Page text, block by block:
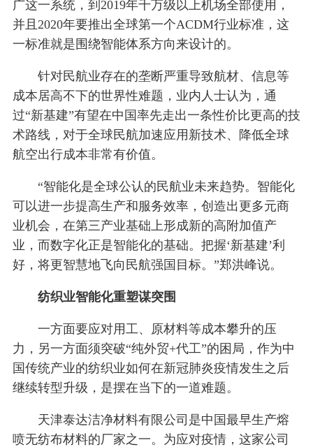
广这一系统，到2019年千万级以上机场全部使用，
并且2020年要推出全球第一个ACDM行业标准，这
一标准就是围绕智能体系方向来设计的。
针对民航业存在的垄断严重导致航材、信息等
成本居高不下的世界性难题，业内人士认为，通
过“新基建”有望在中国率先走出一条性价比更高的技
术路线，对于全球民航加速应用新技术、降低全球
航空出行成本非常有价值。
“智能化是全球公认的民航业未来趋势。智能化
可以进一步提高生产和服务效率，创造出更多元商
业机会，在第三产业基础上形成新的高附加值产
业，而数字化正是智能化的基础。把握‘新基建’利
好，将更智慧地飞向民航强国目标。”郑洪峰说。
纺织业智能化重塑谋突围
一方面要应对用工、原材料等成本攀升的压
力，另一方面须突破“纯外贸+代工”的困局，作为中
国传统产业的纺织业如何在新冠肺炎疫情发生之后
继续转型升级，是摆在当下的一道难题。
天津泰达洁净材料有限公司是中国最早生产熔
喷无纺布材料的厂家之一。为应对疫情，这家公司